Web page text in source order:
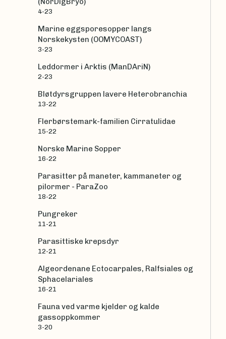
4-23
Marine eggsporesopper langs
Norskekysten (OOMYCOAST)
3-23
Leddormer i Arktis (ManDAriN)
2-23
Bløtdyrsgruppen lavere Heterobranchia
13-22
Flerbørstemark-familien Cirratulidae
15-22
Norske Marine Sopper
16-22
Parasitter på maneter, kammaneter og
pilormer - ParaZoo
18-22
Pungreker
11-21
Parasittiske krepsdyr
12-21
Algeordenane Ectocarpales, Ralfsiales og
Sphacelariales
16-21
Fauna ved varme kjelder og kalde
gassoppkommer
3-20